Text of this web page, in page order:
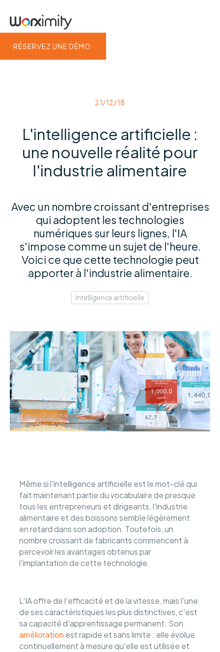
RÉSERVEZ UNE DÉMO
21/12/18
L'intelligence artificielle :
une nouvelle réalité pour
l'industrie alimentaire
Avec un nombre croissant d'entreprises
qui adoptent les technologies
numériques sur leurs lignes, l'IA
s'impose comme un sujet de l'heure.
Voici ce que cette technologie peut
apporter à l'industrie alimentaire.
Intelligence artificielle
Même si l'intelligence artificielle est le mot-clé qui
fait maintenant partie du vocabulaire de presque
tous les entrepreneurs et dirigeants, l'industrie
alimentaire et des boissons semble légèrement
en retard dans son adoption. Toutefois, un
nombre croissant de fabricants commencent à
percevoir les avantages obtenus par
l'implantation de cette technologie.
L'IA offre de l'efficacité et de la vitesse, mais l'une
de ses caractéristiques les plus distinctives, c'est
sa capacité d'apprentissage permanent. Son
amélioration est rapide et sans limite : elle évolue
continuellement à mesure qu'elle est utilisée et